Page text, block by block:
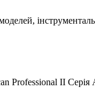
Professional II Серія